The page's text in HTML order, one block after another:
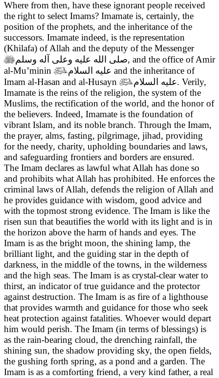
Where from then, have these ignorant people received
the right to select Imams? Imamate is, certainly, the
position of the prophets, and the inheritance of the
successors. Imamate indeed, is the representation
(Khilafa) of Allah and the deputy of the Messenger
صلى الله عليه وعلى آله وسلم, and the office of Amir
al-Mu’mininعليه السلام and the inheritance of
Imam al-Hasan and al-Husaynعليه السلام. Verily,
Imamate is the reins of the religion, the system of the
Muslims, the rectification of the world, and the honor of
the believers. Indeed, Imamate is the foundation of
vibrant Islam, and its noble branch. Through the Imam,
the prayer, alms, fasting, pilgrimage, jihad, providing
for the needy, charity, upholding boundaries and laws,
and safeguarding frontiers and borders are ensured.
The Imam declares as lawful what Allah has done so
and prohibits what Allah has prohibited. He enforces the
criminal laws of Allah, defends the religion of Allah and
he provides guidance with wisdom, good advice and
with the topmost strong evidence. The Imam is like the
risen sun that beautifies the world with its light and is in
the horizon above the harm of hands and eyes. The
Imam is as the bright moon, the shining lamp, the
brilliant light, and the guiding star in the depth of
darkness, in the middle of the towns, in the wilderness
and the high seas. The Imam is as crystal-clear water to
thirst, an indicator of true guidance and the protector
against destruction. The Imam is as fire of a lighthouse
that provides warmth and guidance for those who seek
heat protection against fatalities. Whoever would depart
him would perish. The Imam (in terms of blessings) is
as the rain-bearing cloud, the drenching rainfall, the
shining sun, the shadow providing sky, the open fields,
the gushing forth spring, as a pond and a garden. The
Imam is as a comforting friend, a very kind father, a real